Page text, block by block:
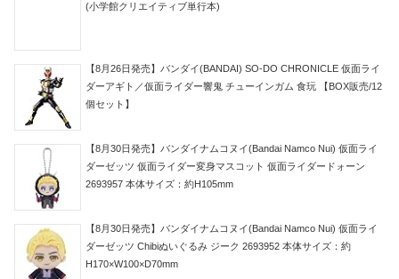
(小学館クリエイティブ単行本)
【8月26日発売】バンダイ(BANDAI) SO-DO CHRONICLE 仮面ライ
ダーアギト／仮面ライダー響鬼 チューインガム 食玩 【BOX販売/12
個セット】
【8月30日発売】バンダイナムコヌイ(Bandai Namco Nui) 仮面ライ
ダーゼッツ 仮面ライダー変身マスコット 仮面ライダードォーン
2693957 本体サイズ：約H105mm
【8月30日発売】バンダイナムコヌイ(Bandai Namco Nui) 仮面ライ
ダーゼッツ Chibiぬいぐるみ ジーク 2693952 本体サイズ：約
H170×W100×D70mm